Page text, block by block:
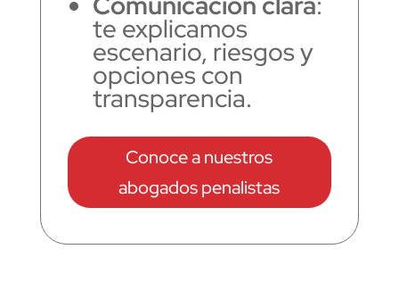
te explicamos
escenario, riesgos y
opciones con
transparencia.
Conoce a nuestros
abogados penalistas